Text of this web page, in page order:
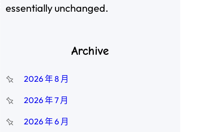
essentially unchanged.
Archive
2026 年 8 月
2026 年 7 月
2026 年 6 月